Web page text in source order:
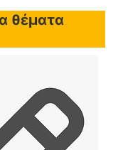
θέματα